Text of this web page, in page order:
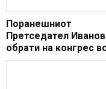
Поранешниот
Претседател
обрати на конгрес
Астана, Казахстан